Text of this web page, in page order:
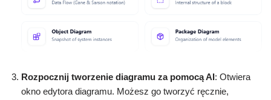
Rozpocznij tworzenie diagramu za pomocą AI: Otwiera
okno edytora diagramu. Możesz go tworzyć ręcznie,